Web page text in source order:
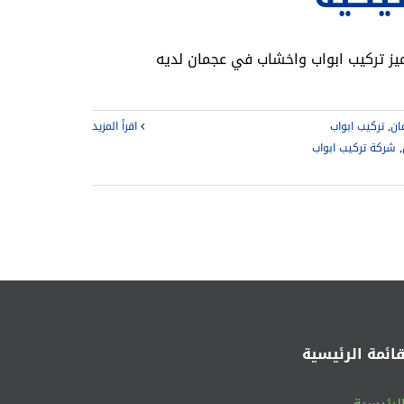
,تركيب ابواب
, شركة تركيب ابواب
الرئيسية